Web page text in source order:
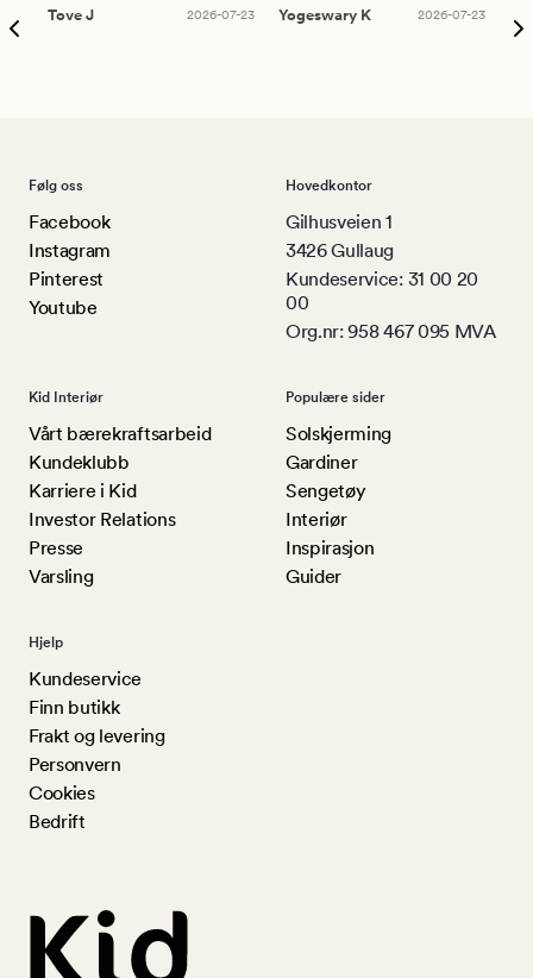
Tove J
2026-07-23
Yogeswary K
2026-07-23
Følg oss
Facebook
Instagram
Pinterest
Youtube
Hovedkontor
Gilhusveien 1
3426 Gullaug
Kundeservice: 31 00 20
00
Org.nr: 958 467 095 MVA
Kid Interiør
Vårt bærekraftsarbeid
Kundeklubb
Karriere i Kid
Investor Relations
Presse
Varsling
Populære sider
Solskjerming
Gardiner
Sengetøy
Interiør
Inspirasjon
Guider
Hjelp
Kundeservice
Finn butikk
Frakt og levering
Personvern
Cookies
Bedrift